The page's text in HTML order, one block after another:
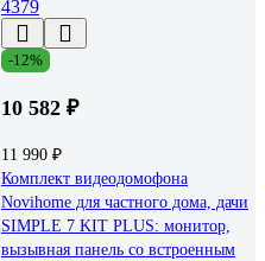
-12%
10 582 ₽
11 990 ₽
Комплект видеодомофона
Novihome для частного дома, дачи
SIMPLE 7 KIT PLUS: монитор,
вызывная панель со встроенным